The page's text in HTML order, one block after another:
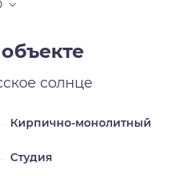
с национальными
в нашем
для
русский и неорусский
в нашей стране в
Смотреть на
солнце
Кирпично-монолитный
Студия